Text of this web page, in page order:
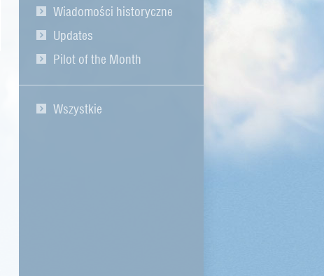
Wiadomości historyczne
Updates
Pilot of the Month
Wszystkie